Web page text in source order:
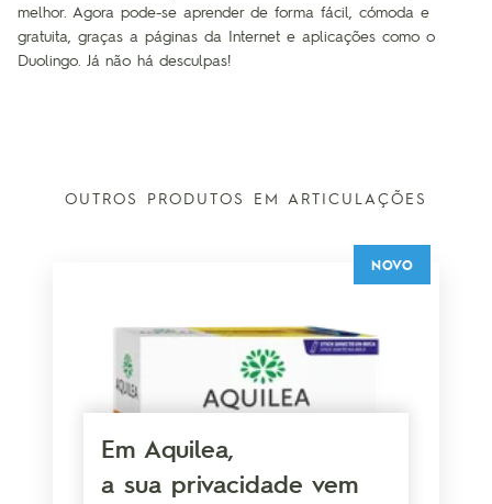
melhor. Agora pode-se aprender de forma fácil, cómoda e
gratuita, graças a páginas da Internet e aplicações como o
Duolingo. Já não há desculpas!
OUTROS PRODUTOS EM ARTICULAÇÕES
NOVO
Em Aquilea,
a sua privacidade vem